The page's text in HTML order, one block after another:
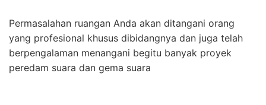
Permasalahan ruangan Anda akan ditangani orang
yang profesional khusus dibidangnya dan juga telah
berpengalaman menangani begitu banyak proyek
peredam suara dan gema suara